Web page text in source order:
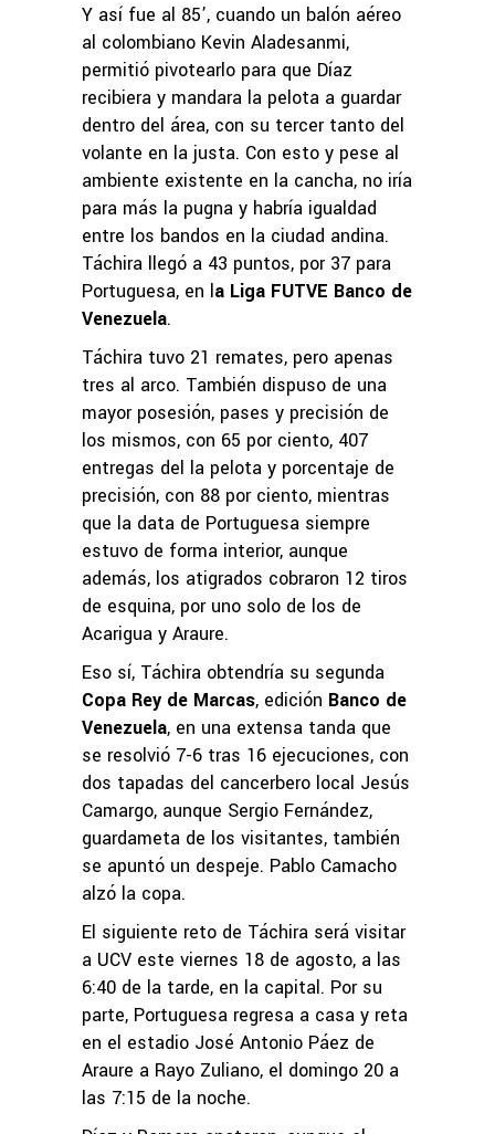
Y así fue al 85’, cuando un balón aéreo
al colombiano Kevin Aladesanmi,
permitió pivotearlo para que Díaz
recibiera y mandara la pelota a guardar
dentro del área, con su tercer tanto del
volante en la justa. Con esto y pese al
ambiente existente en la cancha, no iría
para más la pugna y habría igualdad
entre los bandos en la ciudad andina.
Táchira llegó a 43 puntos, por 37 para
Portuguesa, en la Liga FUTVE Banco de
Venezuela.
Táchira tuvo 21 remates, pero apenas
tres al arco. También dispuso de una
mayor posesión, pases y precisión de
los mismos, con 65 por ciento, 407
entregas del la pelota y porcentaje de
precisión, con 88 por ciento, mientras
que la data de Portuguesa siempre
estuvo de forma interior, aunque
además, los atigrados cobraron 12 tiros
de esquina, por uno solo de los de
Acarigua y Araure.
Eso sí, Táchira obtendría su segunda
Copa Rey de Marcas, edición Banco de
Venezuela, en una extensa tanda que
se resolvió 7-6 tras 16 ejecuciones, con
dos tapadas del cancerbero local Jesús
Camargo, aunque Sergio Fernández,
guardameta de los visitantes, también
se apuntó un despeje. Pablo Camacho
alzó la copa.
El siguiente reto de Táchira será visitar
a UCV este viernes 18 de agosto, a las
6:40 de la tarde, en la capital. Por su
parte, Portuguesa regresa a casa y reta
en el estadio José Antonio Páez de
Araure a Rayo Zuliano, el domingo 20 a
las 7:15 de la noche.